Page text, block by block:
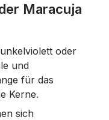
Maracuja
oder
und
für das
Kerne.
sich